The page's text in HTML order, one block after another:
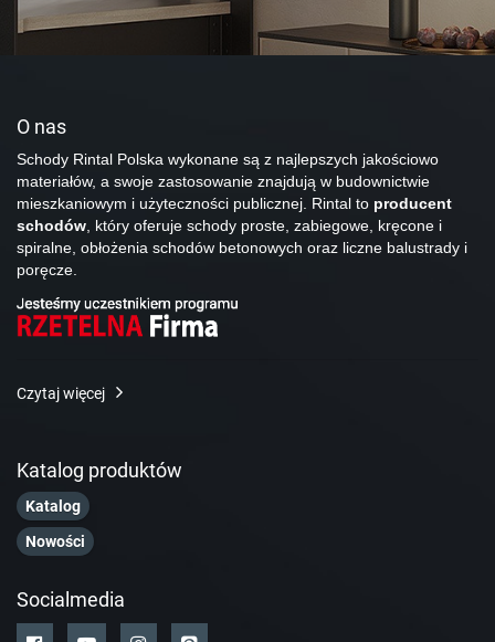
O nas
Schody Rintal Polska wykonane są z najlepszych jakościowo
materiałów, a swoje zastosowanie znajdują w budownictwie
mieszkaniowym i użyteczności publicznej. Rintal to producent
schodów, który oferuje schody proste, zabiegowe, kręcone i
spiralne, obłożenia schodów betonowych oraz liczne balustrady i
poręcze.
Czytaj więcej
Katalog produktów
Katalog
Nowości
Socialmedia